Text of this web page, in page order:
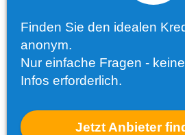
Finden Sie den idealen
anonym.
Nur einfache Fragen -
Infos erforderlich.
Jetzt Anbieter